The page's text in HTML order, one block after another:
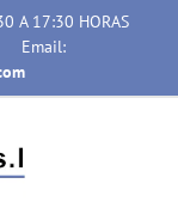
A 17:30 HORAS
Email: